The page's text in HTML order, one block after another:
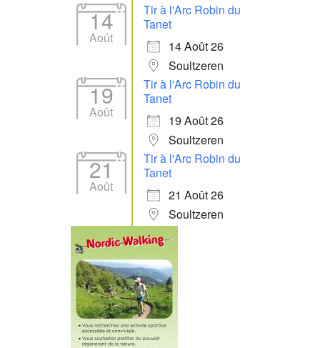
14
Août
Tir à l'Arc Robin du
Tanet
14 Août 26
Soultzeren
19
Août
Tir à l'Arc Robin du
Tanet
19 Août 26
Soultzeren
21
Août
Tir à l'Arc Robin du
Tanet
21 Août 26
Soultzeren